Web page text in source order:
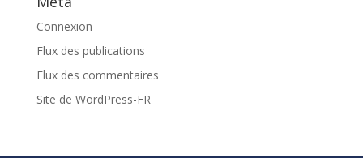
Connexion
Flux des publications
Flux des commentaires
Site de WordPress-FR